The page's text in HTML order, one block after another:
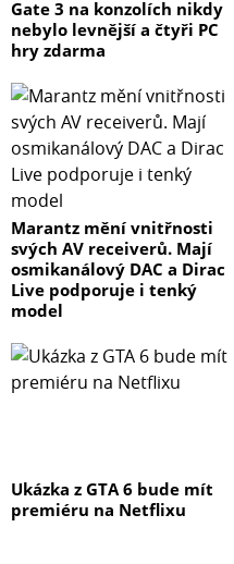
Gate 3 na konzolích nikdy
nebylo levnější a čtyři PC
hry zdarma
Marantz mění vnitřnosti
svých AV receiverů. Mají
osmikanálový DAC a Dirac
Live podporuje i tenký
model
Ukázka z GTA 6 bude mít
premiéru na Netflixu